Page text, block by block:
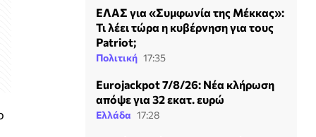
ΕΛΑΣ για «Συμφωνία της Μέκκας»:
Τι λέει τώρα η κυβέρνηση για τους
Patriot;
Πολιτική 17:35
Eurojackpot 7/8/26: Νέα κλήρωση
απόψε για 32 εκατ. ευρώ
Ελλάδα 17:28